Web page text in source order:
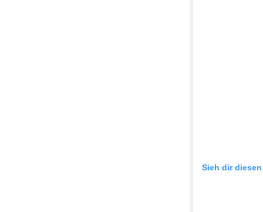
Sieh dir